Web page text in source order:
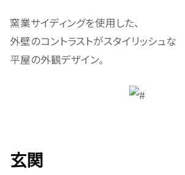
窯業サイディングを使用した、
外壁のコントラストがスタイリッシュな
平屋の外観デザイン。
玄関